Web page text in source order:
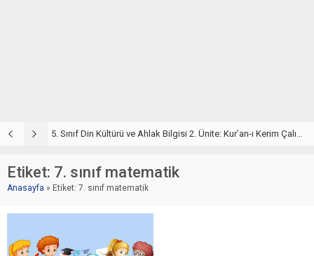
5. Sınıf Kur’an-ı Kerim ve Temel Özellikleri Testi – Online Çöz
Etiket: 7. sınıf matematik
Anasayfa » Etiket: 7. sınıf matematik